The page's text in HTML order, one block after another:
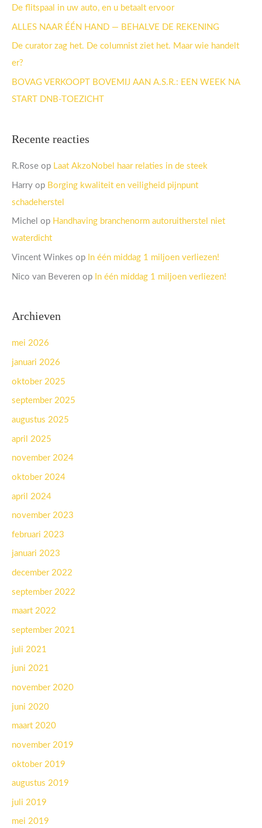
a
r
De flitspaal in uw auto, en u betaalt ervoor
ALLES NAAR ÉÉN HAND — BEHALVE DE REKENING
De curator zag het. De columnist ziet het. Maar wie handelt
er?
BOVAG VERKOOPT BOVEMIJ AAN A.S.R.: EEN WEEK NA
START DNB-TOEZICHT
Recente reacties
R.Rose op Laat AkzoNobel haar relaties in de steek
Harry op Borging kwaliteit en veiligheid pijnpunt
schadeherstel
Michel op Handhaving branchenorm autoruitherstel niet
waterdicht
Vincent Winkes op In één middag 1 miljoen verliezen!
Nico van Beveren op In één middag 1 miljoen verliezen!
Archieven
mei 2026
januari 2026
oktober 2025
september 2025
augustus 2025
april 2025
november 2024
oktober 2024
april 2024
november 2023
februari 2023
januari 2023
december 2022
september 2022
maart 2022
september 2021
juli 2021
juni 2021
november 2020
juni 2020
maart 2020
november 2019
oktober 2019
augustus 2019
juli 2019
mei 2019